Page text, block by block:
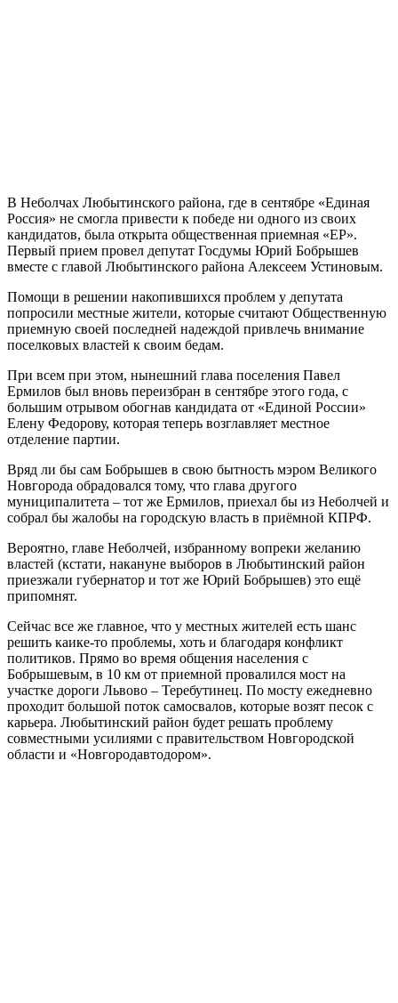
В Неболчах Любытинского района, где в сентябре «Единая
Россия» не смогла привести к победе ни одного из своих
кандидатов, была открыта общественная приемная «ЕР».
Первый прием провел депутат Госдумы Юрий Бобрышев
вместе с главой Любытинского района Алексеем Устиновым.
Помощи в решении накопившихся проблем у депутата
попросили местные жители, которые считают Общественную
приемную своей последней надеждой привлечь внимание
поселковых властей к своим бедам.
При всем при этом, нынешний глава поселения Павел
Ермилов был вновь переизбран в сентябре этого года, с
большим отрывом обогнав кандидата от «Единой России»
Елену Федорову, которая теперь возглавляет местное
отделение партии.
Вряд ли бы сам Бобрышев в свою бытность мэром Великого
Новгорода обрадовался тому, что глава другого
муниципалитета – тот же Ермилов, приехал бы из Неболчей и
собрал бы жалобы на городскую власть в приёмной КПРФ.
Вероятно, главе Неболчей, избранному вопреки желанию
властей (кстати, накануне выборов в Любытинский район
приезжали губернатор и тот же Юрий Бобрышев) это ещё
припомнят.
Сейчас все же главное, что у местных жителей есть шанс
решить каике-то проблемы, хоть и благодаря конфликт
политиков. Прямо во время общения населения с
Бобрышевым, в 10 км от приемной провалился мост на
участке дороги Львово – Теребутинец. По мосту ежедневно
проходит большой поток самосвалов, которые возят песок с
карьера. Любытинский район будет решать проблему
совместными усилиями с правительством Новгородской
области и «Новгородавтодором».